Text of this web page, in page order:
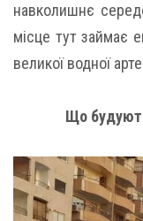
навколишнє
місце тут займає
великої водної
Що